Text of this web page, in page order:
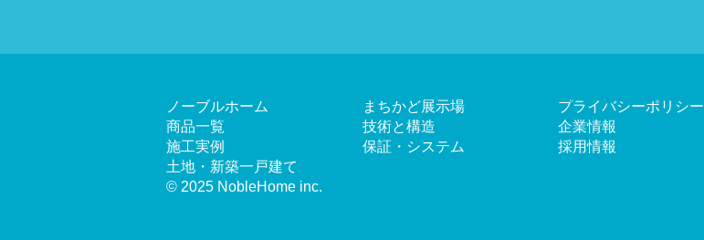
ノーブルホーム
商品一覧
施工実例
土地・新築一戸建て
まちかど展示場
技術と構造
保証・システム
プライバシーポリシー
企業情報
採用情報
© 2025 NobleHome inc.